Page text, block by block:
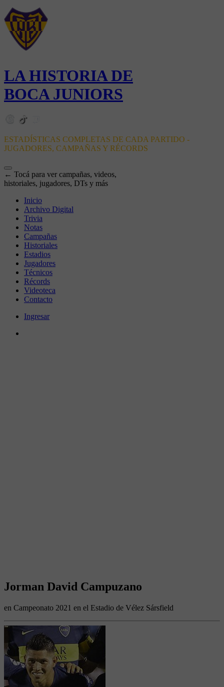
LA HISTORIA DE
BOCA JUNIORS
ESTADÍSTICAS COMPLETAS DE CADA PARTIDO -
JUGADORES, CAMPAÑAS Y RÉCORDS
← Tocá para ver campañas, videos,
historiales, jugadores, DTs y más
Inicio
Archivo Digital
Trivia
Notas
Campañas
Historiales
Estadios
Jugadores
Técnicos
Récords
Videoteca
Contacto
Ingresar
Jorman David Campuzano
en Campeonato 2021 en el Estadio de Vélez Sársfield